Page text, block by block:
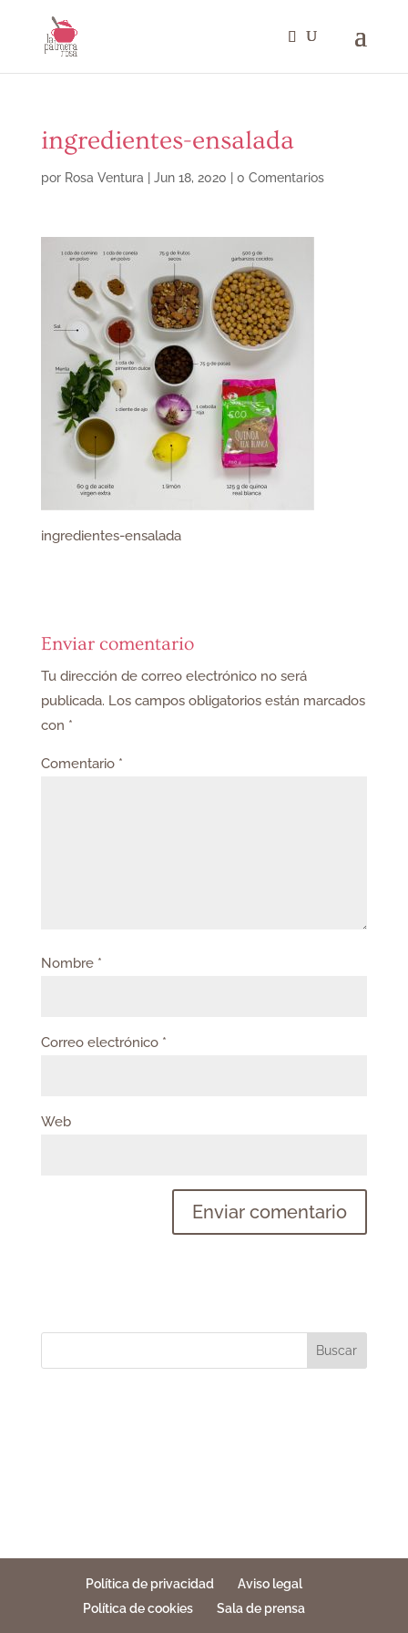
ingredientes-ensalada
por Rosa Ventura Jun 18, 2020 0 Comentarios
ingredientes-ensalada
Enviar comentario
Tu dirección de correo electrónico no será
publicada. Los campos obligatorios están marcados
con *
Comentario *
Nombre *
Correo electrónico *
Web
Buscar
Política de privacidad
Aviso legal
Política de cookies
Sala de prensa